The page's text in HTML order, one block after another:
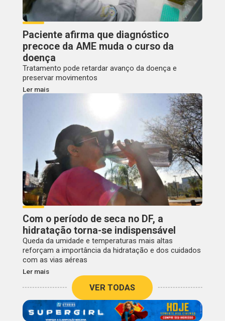
Paciente afirma que diagnóstico
precoce da AME muda o curso da
doença
Tratamento pode retardar avanço da doença e
preservar movimentos
Ler mais
Com o período de seca no DF, a
hidratação torna-se indispensável
Queda da umidade e temperaturas mais altas
reforçam a importância da hidratação e dos cuidados
com as vias aéreas
Ler mais
VER TODAS